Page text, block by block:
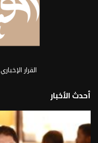
القرار الإخباري
أحدث الأخبار